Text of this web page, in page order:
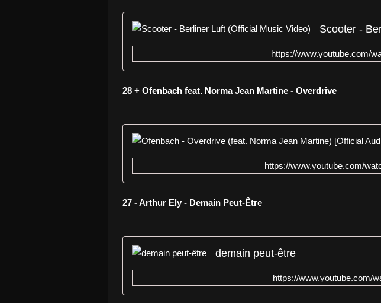
https://www.youtube.com/
28 + Ofenbach feat. Norma Jean Martine - Overdrive
https://www.youtube.com/
27 - Arthur Ely - Demain Peut-Être
demain peut-être
https://www.youtube.com/